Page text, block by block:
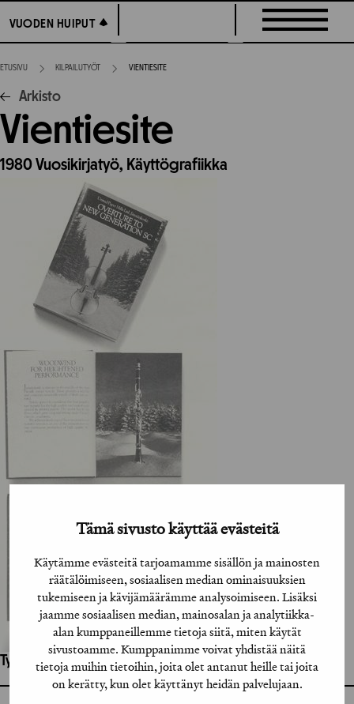
Tämä sivusto käyttää evästeitä
Käytämme evästeitä tarjoamamme sisällön ja mainosten
räätälöimiseen, sosiaalisen median ominaisuuksien
tukemiseen ja kävijämäärämme analysoimiseen. Lisäksi
jaamme sosiaalisen median, mainosalan ja analytiikka-
alan kumppaneillemme tietoja siitä, miten käytät
sivustoamme. Kumppanimme voivat yhdistää näitä
tietoja muihin tietoihin, joita olet antanut heille tai joita
on kerätty, kun olet käyttänyt heidän palvelujaan.
suoraan
sisältöön
VUODEN HUIPUT
VUODEN HUIPUT
ETUSIVU KILPAILUTYÖT VIENTIESITE
Arkisto
Vientiesite
1980Vuosikirjatyö, Käyttögrafiikka
Työhön osallistuneet henkilöt / tahot: